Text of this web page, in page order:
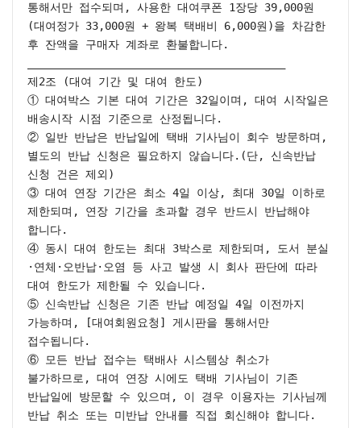
통해서만 접수되며, 사용한 대여쿠폰 1장당 39,000원
(대여정가 33,000원 + 왕복 택배비 6,000원)을 차감한
후 잔액을 구매자 계좌로 환불합니다.
제2조 (대여 기간 및 대여 한도)
① 대여박스 기본 대여 기간은 32일이며, 대여 시작일은
배송시작 시점 기준으로 산정됩니다.
② 일반 반납은 반납일에 택배 기사님이 회수 방문하며,
별도의 반납 신청은 필요하지 않습니다.(단, 신속반납
신청 건은 제외)
③ 대여 연장 기간은 최소 4일 이상, 최대 30일 이하로
제한되며, 연장 기간을 초과할 경우 반드시 반납해야
합니다.
④ 동시 대여 한도는 최대 3박스로 제한되며, 도서 분실
·연체·오반납·오염 등 사고 발생 시 회사 판단에 따라
대여 한도가 제한될 수 있습니다.
⑤ 신속반납 신청은 기존 반납 예정일 4일 이전까지
가능하며, [대여회원요청] 게시판을 통해서만
접수됩니다.
⑥ 모든 반납 접수는 택배사 시스템상 취소가
불가하므로, 대여 연장 시에도 택배 기사님이 기존
반납일에 방문할 수 있으며, 이 경우 이용자는 기사님께
반납 취소 또는 미반납 안내를 직접 회신해야 합니다.